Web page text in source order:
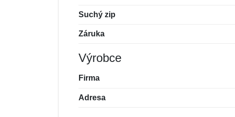
Suchý zip
Záruka
Výrobce
Firma
Adresa